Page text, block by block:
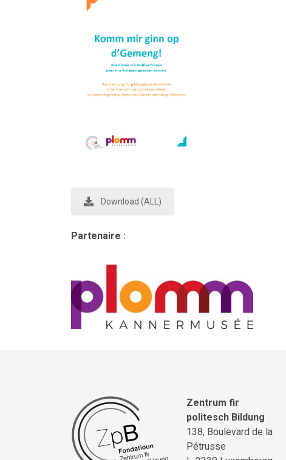
Download (ALL)
Partenaire :
Zentrum fir
politesch Bildung
138, Boulevard de la
Pétrusse